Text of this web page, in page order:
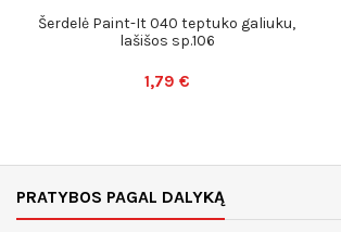
Šerdelė Paint-It 040 teptuko galiuku,
lašišos sp.106
1,79 €
PRATYBOS PAGAL DALYKĄ